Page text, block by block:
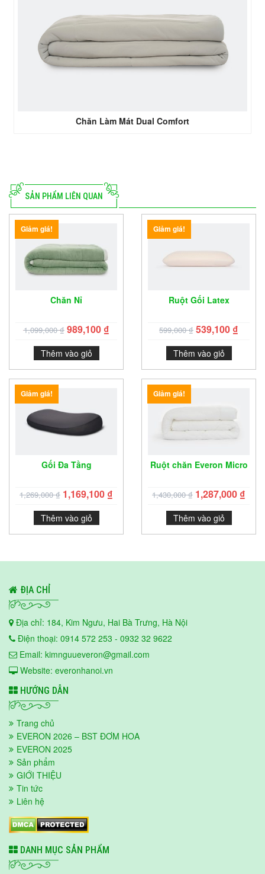
Chăn Làm Mát Dual Comfort
SẢN PHẨM LIÊN QUAN
Giảm giá!
Chăn Nỉ
1,099,000₫ 989,100 ₫
Thêm vào giỏ
Giảm giá!
Ruột Gối Latex
599,000₫ 539,100 ₫
Thêm vào giỏ
Giảm giá!
Gối Đa Tầng
1,269,000₫ 1,169,100 ₫
Thêm vào giỏ
Giảm giá!
Ruột chăn Everon Micro
1,430,000₫ 1,287,000 ₫
Thêm vào giỏ
ĐỊA CHỈ
Địa chỉ: 184, Kim Ngưu, Hai Bà Trưng, Hà Nội
Điện thoại: 0914 572 253 - 0932 32 9622
Email: kimnguueveron@gmail.com
Website: everonhanoi.vn
HƯỚNG DẪN
Trang chủ
EVERON 2026 – BST ĐƠM HOA
EVERON 2025
Sản phẩm
GIỚI THIỆU
Tin tức
Liên hệ
DANH MỤC SẢN PHẨM